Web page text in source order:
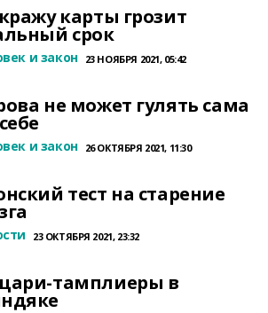
карты грозит
срок
и закон 23 НОЯБРЯ 2021, 05:42
не может гулять сама
и закон 26 ОКТЯБРЯ 2021, 11:30
тест на старение
23 ОКТЯБРЯ 2021, 23:32
тамплиеры в